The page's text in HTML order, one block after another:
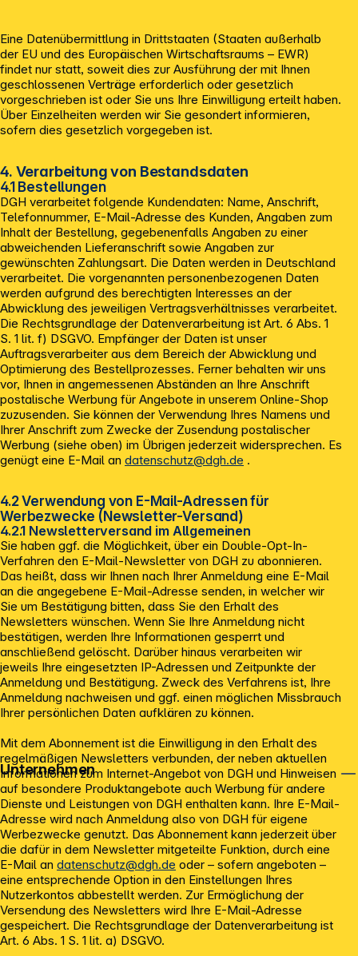
Eine Datenübermittlung in Drittstaaten (Staaten außerhalb
der EU und des Europäischen Wirtschaftsraums – EWR)
findet nur statt, soweit dies zur Ausführung der mit Ihnen
geschlossenen Verträge erforderlich oder gesetzlich
vorgeschrieben ist oder Sie uns Ihre Einwilligung erteilt haben.
Über Einzelheiten werden wir Sie gesondert informieren,
sofern dies gesetzlich vorgegeben ist.
4. Verarbeitung von Bestandsdaten
4.1 Bestellungen
DGH verarbeitet folgende Kundendaten: Name, Anschrift,
Telefonnummer, E-Mail-Adresse des Kunden, Angaben zum
Inhalt der Bestellung, gegebenenfalls Angaben zu einer
abweichenden Lieferanschrift sowie Angaben zur
gewünschten Zahlungsart. Die Daten werden in Deutschland
verarbeitet. Die vorgenannten personenbezogenen Daten
werden aufgrund des berechtigten Interesses an der
Abwicklung des jeweiligen Vertragsverhältnisses verarbeitet.
Die Rechtsgrundlage der Datenverarbeitung ist Art. 6 Abs. 1
S. 1 lit. f) DSGVO. Empfänger der Daten ist unser
Auftragsverarbeiter aus dem Bereich der Abwicklung und
Optimierung des Bestellprozesses. Ferner behalten wir uns
vor, Ihnen in angemessenen Abständen an Ihre Anschrift
postalische Werbung für Angebote in unserem Online-Shop
zuzusenden. Sie können der Verwendung Ihres Namens und
Ihrer Anschrift zum Zwecke der Zusendung postalischer
Werbung (siehe oben) im Übrigen jederzeit widersprechen. Es
genügt eine E-Mail an datenschutz@dgh.de .
4.2 Verwendung von E-Mail-Adressen für
Werbezwecke (Newsletter-Versand)
4.2.1 Newsletterversand im Allgemeinen
Sie haben ggf. die Möglichkeit, über ein Double-Opt-In-
Verfahren den E-Mail-Newsletter von DGH zu abonnieren.
Das heißt, dass wir Ihnen nach Ihrer Anmeldung eine E-Mail
an die angegebene E-Mail-Adresse senden, in welcher wir
Sie um Bestätigung bitten, dass Sie den Erhalt des
Newsletters wünschen. Wenn Sie Ihre Anmeldung nicht
bestätigen, werden Ihre Informationen gesperrt und
anschließend gelöscht. Darüber hinaus verarbeiten wir
jeweils Ihre eingesetzten IP-Adressen und Zeitpunkte der
Anmeldung und Bestätigung. Zweck des Verfahrens ist, Ihre
Anmeldung nachweisen und ggf. einen möglichen Missbrauch
Ihrer persönlichen Daten aufklären zu können.
Mit dem Abonnement ist die Einwilligung in den Erhalt des
regelmäßigen Newsletters verbunden, der neben aktuellen
Informationen zum Internet-Angebot von DGH und Hinweisen
auf besondere Produktangebote auch Werbung für andere
Dienste und Leistungen von DGH enthalten kann. Ihre E-Mail-
Adresse wird nach Anmeldung also von DGH für eigene
Werbezwecke genutzt. Das Abonnement kann jederzeit über
die dafür in dem Newsletter mitgeteilte Funktion, durch eine
E-Mail an datenschutz@dgh.de oder – sofern angeboten –
eine entsprechende Option in den Einstellungen Ihres
Nutzerkontos abbestellt werden. Zur Ermöglichung der
Versendung des Newsletters wird Ihre E-Mail-Adresse
gespeichert. Die Rechtsgrundlage der Datenverarbeitung ist
Art. 6 Abs. 1 S. 1 lit. a) DSGVO.
Unternehmen